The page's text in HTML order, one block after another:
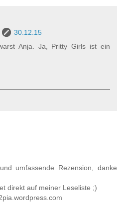
30.12.15
Anja. Ja, Pritty Girls ist ein
umfassende Rezension, danke
direkt auf meiner Leseliste ;)